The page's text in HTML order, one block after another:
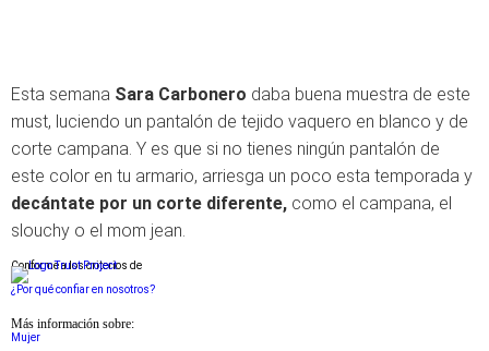
Esta semana Sara Carbonero daba buena muestra de este
must, luciendo un pantalón de tejido vaquero en blanco y de
corte campana. Y es que si no tienes ningún pantalón de
este color en tu armario, arriesga un poco esta temporada y
decántate por un corte diferente, como el campana, el
slouchy o el mom jean.
Conforme a los criterios de
¿Por qué confiar en nosotros?
Más información sobre:
Mujer